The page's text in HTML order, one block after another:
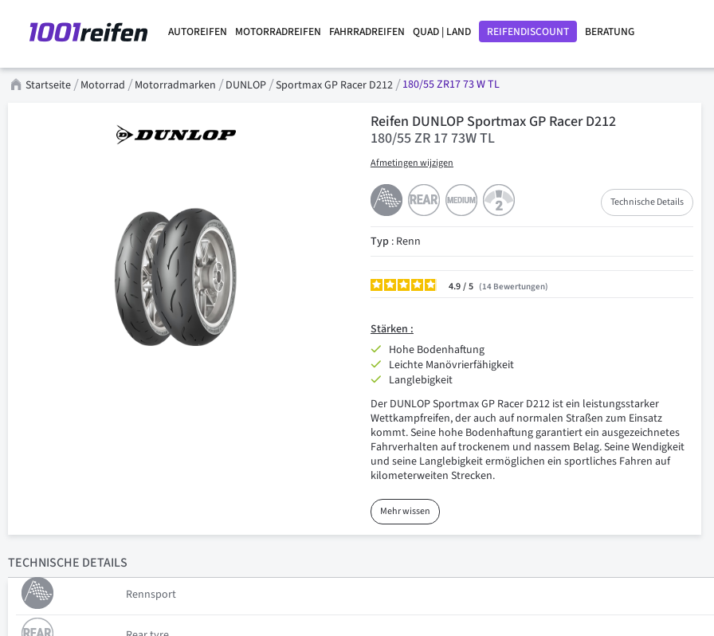
AUTOREIFEN MOTORRADREIFEN FAHRRADREIFEN QUAD | LAND REIFENDISCOUNT BERATUNG
Startseite Motorrad Motorradmarken DUNLOP Sportmax GP Racer D212 180/55 ZR17 73 W TL
Reifen DUNLOP Sportmax GP Racer D212
180/55 ZR 17 73W TL
Afmetingen wijzigen
Technische Details
Typ: Renn
4.9/ 14 Bewertungen
Stärken :
Hohe Bodenhaftung
Leichte Manövrierfähigkeit
Langlebigkeit
Der DUNLOP Sportmax GP Racer D212 ist ein leistungsstarker
Wettkampfreifen, der auch auf normalen Straßen zum Einsatz
kommt. Seine hohe Bodenhaftung garantiert ein ausgezeichnetes
Fahrverhalten auf trockenem und nassem Belag. Seine Wendigkeit
und seine Langlebigkeit ermöglichen ein sportliches Fahren auf
kilometerweiten Strecken.
Mehr wissen
TECHNISCHE DETAILS
Rennsport